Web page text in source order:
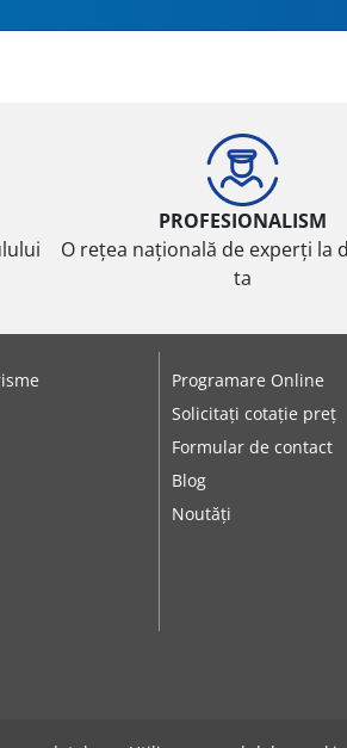
PROFESIONALISM
O rețea națională de experți la
ta
Programare Online
Solicitați cotație preț
Formular de contact
Blog
Noutăți